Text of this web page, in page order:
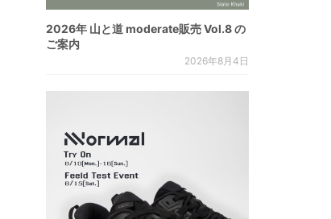
2026年 山と道 moderate販売 Vol.8 の
ご案内
2026年8月4日